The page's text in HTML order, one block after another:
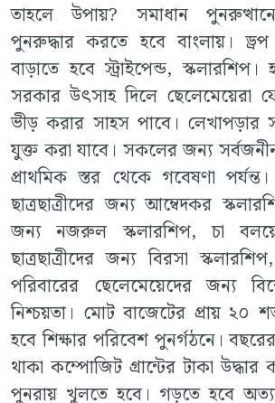
তাহলে উপায়? সমাধান
পুনরুদ্ধার করতে হবে বাংলায়।
বাড়াতে হবে স্ট্রাইপেন্ড,
সরকার উৎসাহ দিলে ছেলেমেয়েরা
ভীড় করার সাহস পাবে। লেখাপড়ার
যুক্ত করা যাবে। সকলের জন্য
প্রাথমিক স্তর থেকে গবেষণা
ছাত্রছাত্রীদের জন্য আম্বেদকর
জন্য নজরুল স্কলারশিপ, চা
ছাত্রছাত্রীদের জন্য বিরসা
পরিবারের ছেলেমেয়েদের জন্য
নিশ্চয়তা। মোট বাজেটের প্রায় ২০
হবে শিক্ষার পরিবেশ পুনর্গঠনে।
থাকা কম্পোজিট গ্রান্টের টাকা
পুনরায় খুলতে হবে। গড়তে হবে